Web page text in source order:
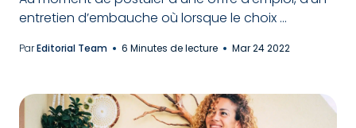
entretien d’embauche où lorsque le choix ...
ParEditorial Team 6 Minutes de lecture Mar 24 2022